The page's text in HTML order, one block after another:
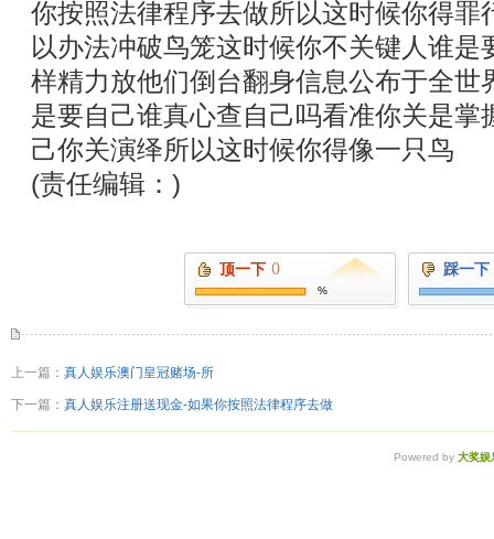
你按照法律程序去做所以这时候你得罪
以办法冲破鸟笼这时候你不关键人谁
样精力放他们倒台翻身信息公布于全世
是要自己谁真心查自己吗看准你关是掌
己你关演绎所以这时候你得像一只鸟
(责任编辑：)
顶一下 ()
%
踩一下
上一篇： 真人娱乐澳门皇冠赌场-所
下一篇： 真人娱乐注册送现金-如果你按照法律程序去做
Powered by 大奖娱